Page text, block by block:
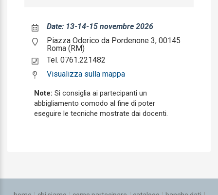
Farmacologia e tossicologia clinica
Gastroenterologia
Genetica medica
Geriatria
Date: 13-14-15 novembre 2026
Piazza Oderico da Pordenone 3, 00145
Roma (RM)
Tel. 0761.221482
Visualizza sulla mappa
Note: Si consiglia ai partecipanti un
abbigliamento comodo al fine di poter
eseguire le tecniche mostrate dai docenti.